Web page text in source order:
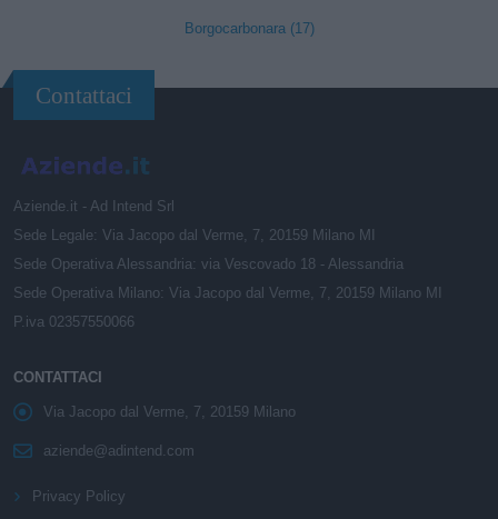
Borgocarbonara (17)
Contattaci
Aziende.it - Ad Intend Srl
Sede Legale: Via Jacopo dal Verme, 7, 20159 Milano MI
Sede Operativa Alessandria: via Vescovado 18 - Alessandria
Sede Operativa Milano: Via Jacopo dal Verme, 7, 20159 Milano MI
P.iva 02357550066
CONTATTACI
Via Jacopo dal Verme, 7, 20159 Milano
aziende@adintend.com
Privacy Policy